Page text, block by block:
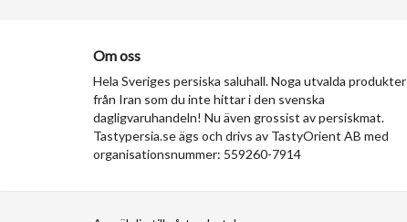
Om oss
Hela Sveriges persiska saluhall. Noga utvalda produkter
från Iran som du inte hittar i den svenska
dagligvaruhandeln! Nu även grossist av persiskmat.
Tastypersia.se ägs och drivs av TastyOrient AB med
organisationsnummer: 559260-7914